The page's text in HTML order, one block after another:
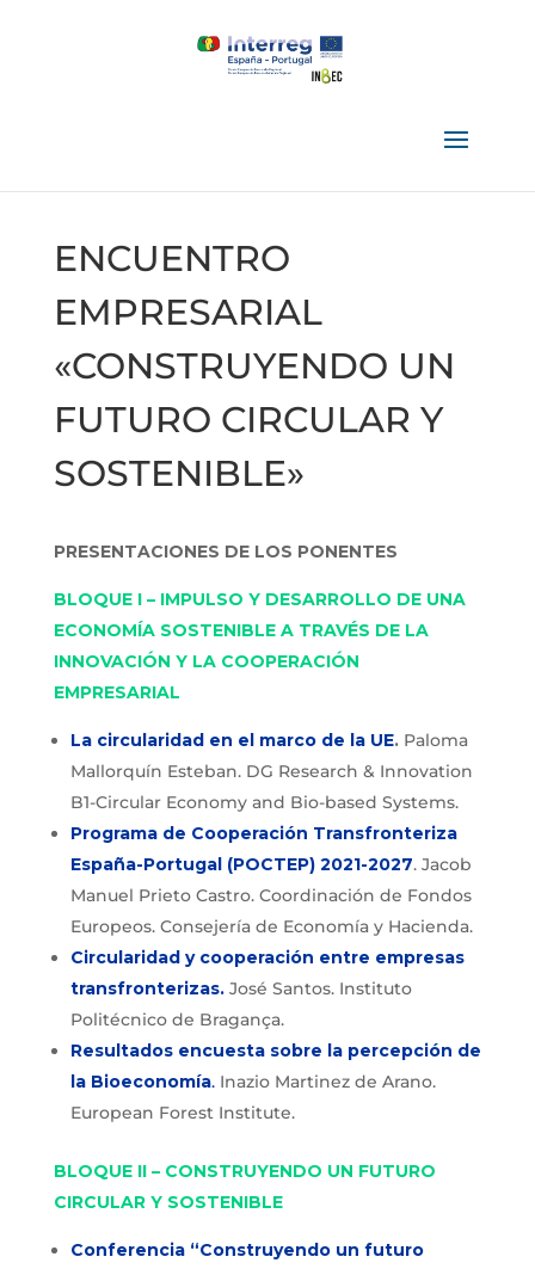
ENCUENTRO
EMPRESARIAL
«CONSTRUYENDO UN
FUTURO CIRCULAR Y
SOSTENIBLE»
PRESENTACIONES DE LOS PONENTES
BLOQUE I – IMPULSO Y DESARROLLO DE UNA
ECONOMÍA SOSTENIBLE A TRAVÉS DE LA
INNOVACIÓN Y LA COOPERACIÓN
EMPRESARIAL
La circularidad en el marco de la UE. Paloma
Mallorquín Esteban. DG Research & Innovation
B1-Circular Economy and Bio-based Systems.
Programa de Cooperación Transfronteriza
España-Portugal (POCTEP) 2021-2027. Jacob
Manuel Prieto Castro. Coordinación de Fondos
Europeos. Consejería de Economía y Hacienda.
Circularidad y cooperación entre empresas
transfronterizas. José Santos. Instituto
Politécnico de Bragança.
Resultados encuesta sobre la percepción de
la Bioeconomía.Inazio Martinez de Arano.
European Forest Institute.
BLOQUE II – CONSTRUYENDO UN FUTURO
CIRCULAR Y SOSTENIBLE
Conferencia “Construyendo un futuro